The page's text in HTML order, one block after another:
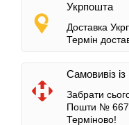
Укрпошта
Доставка
Термін
Самовивіз
Забрати
Пошти №
Терміново!